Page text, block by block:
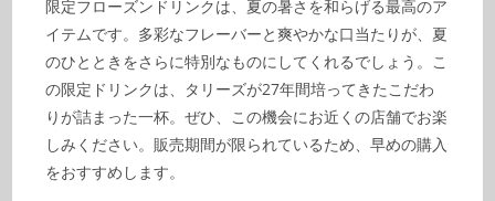
限定フローズンドリンクは、夏の暑さを和らげる最高のア
イテムです。多彩なフレーバーと爽やかな口当たりが、夏
のひとときをさらに特別なものにしてくれるでしょう。こ
の限定ドリンクは、タリーズが27年間培ってきたこだわ
りが詰まった一杯。ぜひ、この機会にお近くの店舗でお楽
しみください。販売期間が限られているため、早めの購入
をおすすめします。